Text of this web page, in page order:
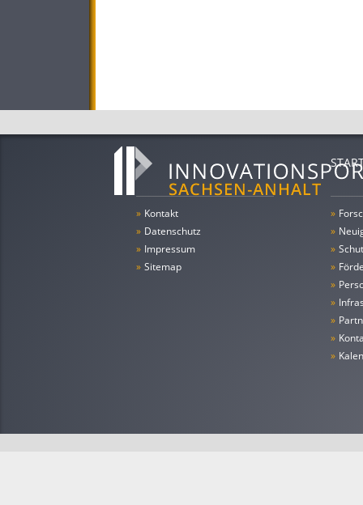
» Kontakt
» Datenschutz
» Impressum
» Sitemap
»
»
»
»
»
»
»
»
»